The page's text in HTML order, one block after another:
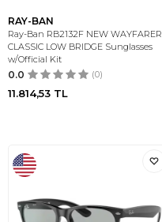
RAY-BAN
Ray-Ban RB2132F NEW WAYFARER
CLASSIC LOW BRIDGE Sunglasses
w/Official Kit
0.0 (0)
11.814,53 TL